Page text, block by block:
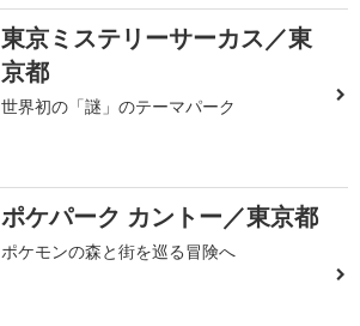
東京ミステリーサーカス／東
京都
世界初の「謎」のテーマパーク
ポケパーク カントー／東京都
ポケモンの森と街を巡る冒険へ